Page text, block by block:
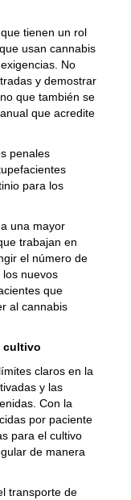
tienen un rol
usan cannabis
No
y demostrar
que también se
que acredite
penales
para los
una mayor
trabajan en
el número de
nuevos
que
al cannabis
cultivo
claros en la
y las
Con la
por paciente
para el cultivo
de manera
transporte de